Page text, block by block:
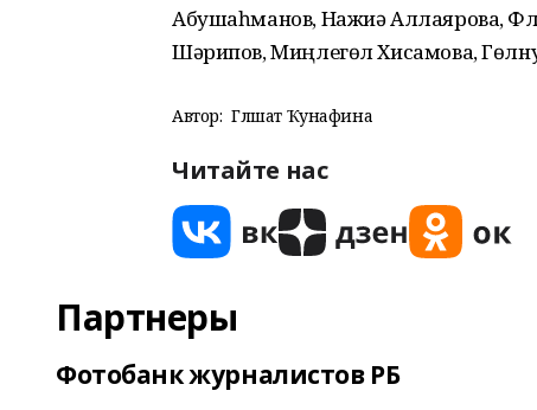
Абушаһманов, Нажиә Аллаярова,
Шәрипов, Миңлегөл Хисамова,
Автор: Гөлшат Ҡунафина
Читайте нас
Партнеры
Фотобанк журналистов РБ